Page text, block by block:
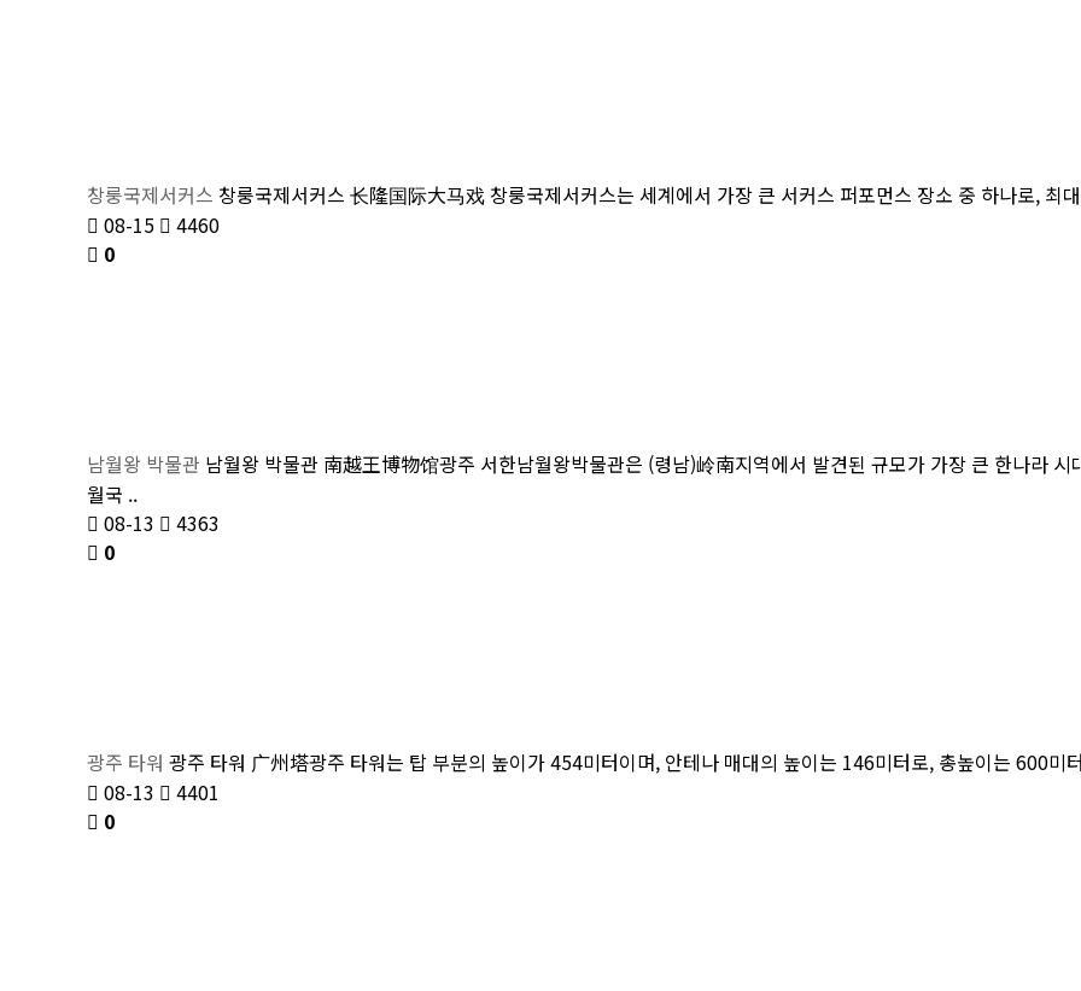
창룽국제서커스 창룽국제서커스 长隆国际大马戏 창룽국제서커스는 세계에서 가장 큰 서커스 퍼포먼스 장소 중 하나로, 최
08-15
4460
0
남월왕 박물관 남월왕 박물관 南越王博物馆광주 서한남월왕박물관은 (령남)岭南지역에서 발견된 규모가 가장 큰 한나라 시
월국 ..
08-13
4363
0
광주 타워 광주 타워 广州塔광주 타워는 탑 부분의 높이가 454미터이며, 안테나 매대의 높이는 146미터로, 총높이는 600미
08-13
4401
0